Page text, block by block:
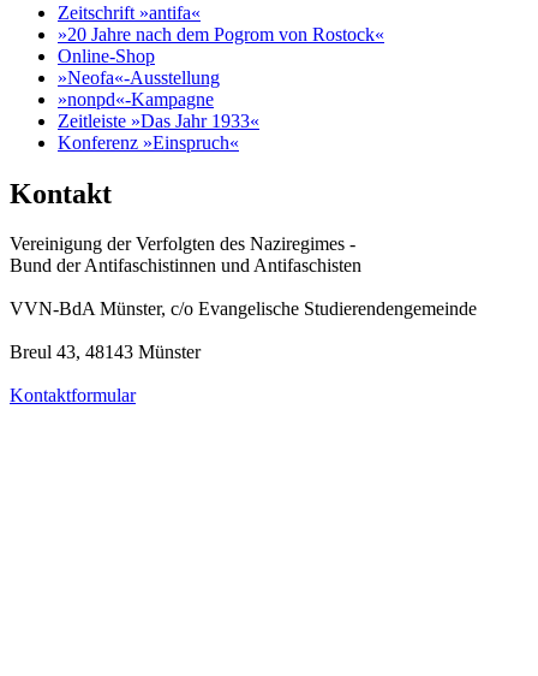
Zeitschrift »antifa«
»20 Jahre nach dem Pogrom von Rostock«
Online-Shop
»Neofa«-Ausstellung
»nonpd«-Kampagne
Zeitleiste »Das Jahr 1933«
Konferenz »Einspruch«
Kontakt
Vereinigung der Verfolgten des Naziregimes -
Bund der Antifaschistinnen und Antifaschisten
VVN-BdA Münster, c/o Evangelische Studierendengemeinde
Breul 43, 48143 Münster
Kontaktformular